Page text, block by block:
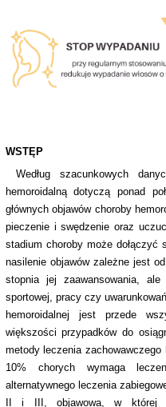
WSTĘP
Według szacunkowych
hemoroidalną dotyczą ponad
głównych objawów choroby
pieczenie i swędzenie oraz
stadium choroby może dołączyć
nasilenie objawów zależne jest
stopnia jej zaawansowania,
sportowej, pracy czy
hemoroidalnej jest przede
większości przypadków do
metody leczenia zachowawczego
10% chorych wymaga
alternatywnego leczenia
II i III, objawowa, w której